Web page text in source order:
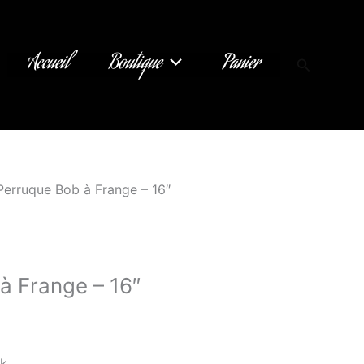
Accueil Boutique Panier
Bob à Frange – 16″
Frange – 16″